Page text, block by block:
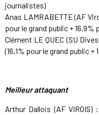
journalistes)
Anas LAMRABETTE (AF
pour le grand public +
Clément LE QUEC (SU
(16,1% pour le grand public
Meilleur attaquant
Arthur Dallois (AF VIROIS) :